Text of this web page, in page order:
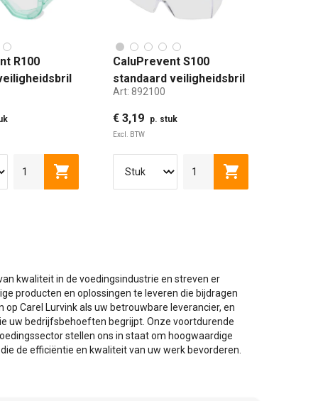
R100
Toevoegen aan winkelwagen
CaluPrevent S100
standaard veiligheidsbril
met zijbescherming
Art: 892100
€ 3,19 p. stuk
Excl. BTW
Toevoegen aan
kwaliteit in de voedingsindustrie en streven er
producten en oplossingen te leveren die bijdragen
op Carel Lurvink als uw betrouwbare leverancier, en
uw bedrijfsbehoeften begrijpt. Onze voortdurende
stellen ons in staat om hoogwaardige
de efficiëntie en kwaliteit van uw werk bevorderen.